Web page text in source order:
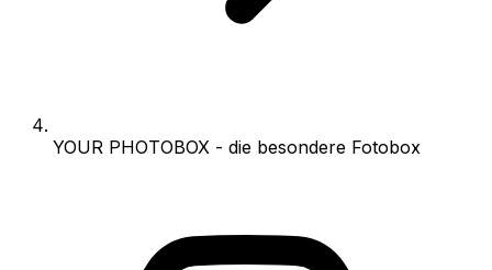
YOUR PHOTOBOX - die besondere Fotobox